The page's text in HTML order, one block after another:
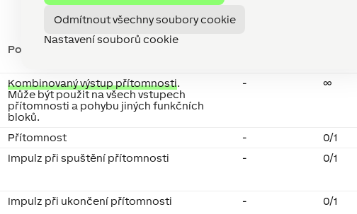
Odmítnout všechny soubory cookie
Nastavení souborů cookie
Popis
Kombinovaný výstup přítomnosti.
Může být použit na všech vstupech
přítomnosti a pohybu jiných funkčních
bloků.
- ∞
Přítomnost -
0/1
Impulz při spuštění přítomnosti - 0/1
Impulz při ukončení přítomnosti - 0/1